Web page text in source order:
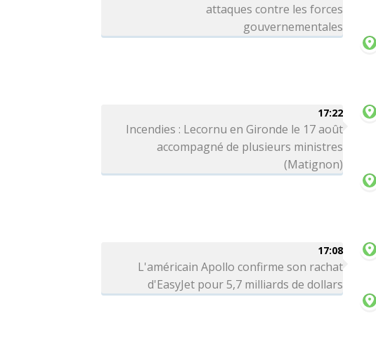
attaques contre les forces
gouvernementales
17:22
Incendies : Lecornu en Gironde le 17 août
accompagné de plusieurs ministres
(Matignon)
17:08
L'américain Apollo confirme son rachat
d'EasyJet pour 5,7 milliards de dollars